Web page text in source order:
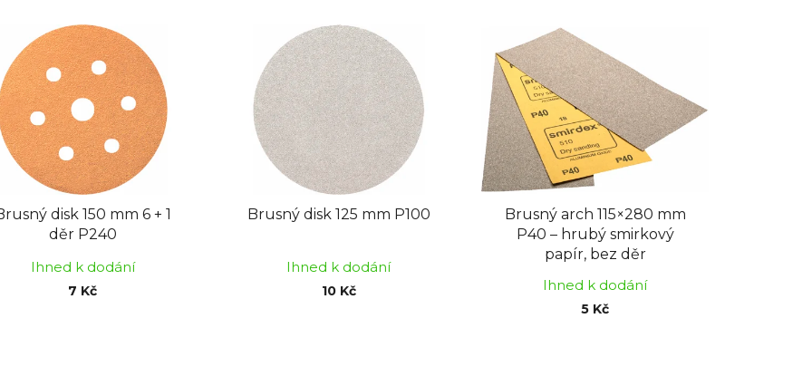
disk 150 mm 6 + 1
děr P240
Ihned k dodání
7 Kč
Brusný disk 125 mm P100
Ihned k dodání
10 Kč
Brusný arch 115×280 mm
P40 – hrubý smirkový
papír, bez děr
Ihned k dodání
5 Kč